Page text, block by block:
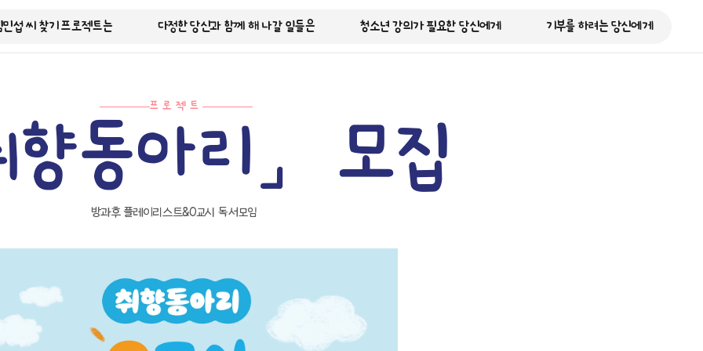
민섭 씨 찾기 프로젝트는 다정한 당신과 함께 해 나갈 일들은 청소년 강의가 필요한 당신에게 기부를 하려는 당신에게
프로젝트
향동아리」 모집
방과후 플레이리스트&0교시 독서모임